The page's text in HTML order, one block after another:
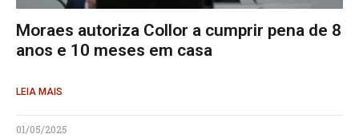
Moraes autoriza Collor a cumprir pena de 8
anos e 10 meses em casa
LEIA MAIS
01/05/2025